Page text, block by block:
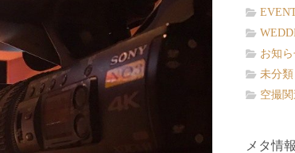
お知
未分類
空撮関
メタ情報